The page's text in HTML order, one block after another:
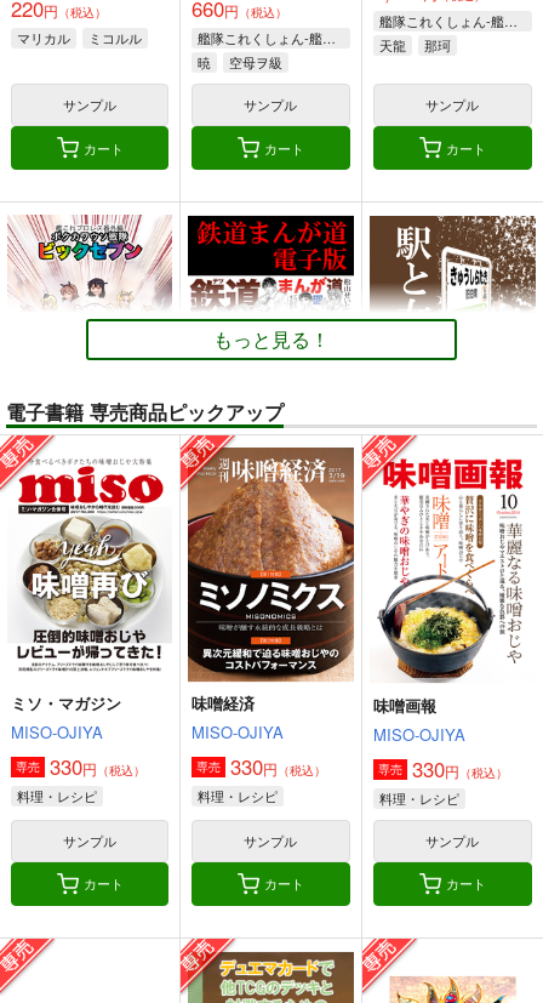
220円 （税込）
マリカル ミコルル
サンプル
カート
660円 （税込）
艦隊これくしょん-艦これ-
暁
空母ヲ級
サンプル
カート
艦隊これくしょん-艦これ-
天龍
那珂
サンプル
カート
ボクカワウソ戦隊ビッ
クセブン
Mystic Lab
660円（税込）
艦隊これくしょん-艦これ-
ボクカワウソ
長門
コロラド
サンプル
カート
鉄道まんが道 電子版
松山せいじ
110円（税込）
オリジナル
サンプル
駅と女子高生 電子版
松山せいじ
110円（税込）
オリジナル
サンプル
もっと見る！
電子書籍 専売商品ピックアップ
ミソ・マガジン
MISO-OJIYA
専売 330円 （税込）
料理・レシピ
サンプル
カート
味噌経済
MISO-OJIYA
専売 330円 （税込）
料理・レシピ
サンプル
カート
味噌画報
MISO-OJIYA
専売 330円 （税込）
料理・レシピ
サンプル
カート